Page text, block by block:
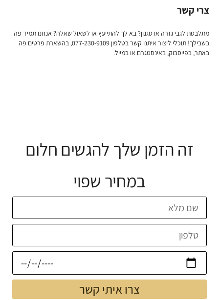
צרי קשר
מתלבטת לגבי גזרה או סגנון? בא לך להתייעץ או לשאול שאלה? אנחנו תמיד פה
בשבילך! תוכלי ליצור איתנו קשר בטלפון 077-230-9109, בהשארת פרטים פה
באתר, בפייסבוק, באינסטגרם או במייל.
זה הזמן שלך להגשים חלום
במחיר שפוי
צרו איתי קשר